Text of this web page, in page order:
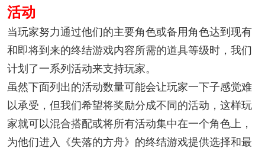
活动
当玩家努力通过他们的主要角色或备用角色达到现有
和即将到来的终结游戏内容所需的道具等级时，我们
计划了一系列活动来支持玩家。
虽然下面列出的活动数量可能会让玩家一下子感觉难
以承受，但我们希望将奖励分成不同的活动，这样玩
家就可以混合搭配或将所有活动集中在一个角色上，
为他们进入《失落的方舟》的终结游戏提供选择和最